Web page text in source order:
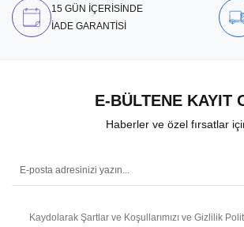
15 GÜN İÇERİSİNDE
İADE GARANTİSİ
E-BÜLTENE KAYIT
Haberler ve özel fırsatlar
Kaydolarak Şartlar ve Koşullarımızı ve Gizlilik